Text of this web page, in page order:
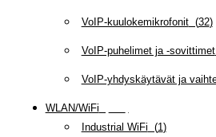
VoIP-kuulokemikrofonit(32)
VoIP-puhelimet ja -sovittimet
VoIP-yhdyskäytävät ja
WLAN/WiFi
Industrial WiFi (1 )